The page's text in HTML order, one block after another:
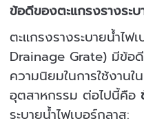
ข้อดีของตะแกรงรางระ
ตะแกรงรางระบายน้ำไฟ
Drainage Grate) มีข้อดี
ความนิยมในการใช้งาน
อุตสาหกรรม ต่อไปนี้คือ
ระบายน้ำไฟเบอร์กลาส: